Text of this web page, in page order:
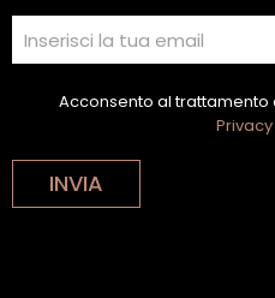
Acconsento al
INVIA